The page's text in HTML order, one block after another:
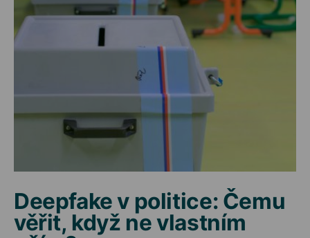
Deepfake v politice: Čemu
věřit, když ne vlastním